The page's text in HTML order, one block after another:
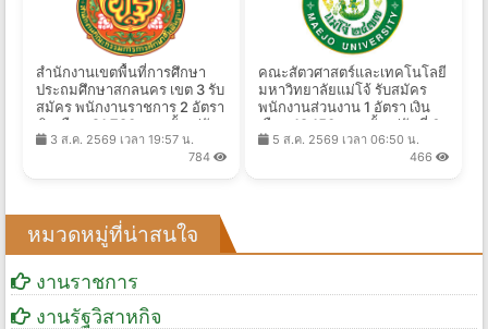
สำนักงานเขตพื้นที่การศึกษา
ประถมศึกษาสกลนคร เขต 3 รับ
สมัคร พนักงานราชการ 2 อัตรา
เงินเดือน 21,780 บาท ตั้งแต่วัน
ที่ 10-14 ส.ค. 2569
3 ส.ค. 2569 เวลา 19:57 น.
784
คณะสัตวศาสตร์และเทคโนโลยี
มหาวิทยาลัยแม่โจ้ รับสมัคร
พนักงานส่วนงาน 1 อัตรา เงิน
เดือน 18,150 บาท ตั้งแต่วันที่ 6
- 21 ส.ค. 2569
5 ส.ค. 2569 เวลา 06:50 น.
466
หมวดหมู่ที่น่าสนใจ
งานราชการ
งานรัฐวิสาหกิจ